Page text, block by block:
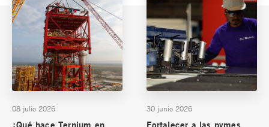
08 julio 2026 30 junio 2026